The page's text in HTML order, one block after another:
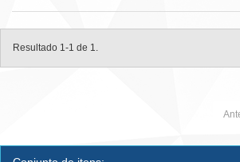
Resultado 1-1 de 1.